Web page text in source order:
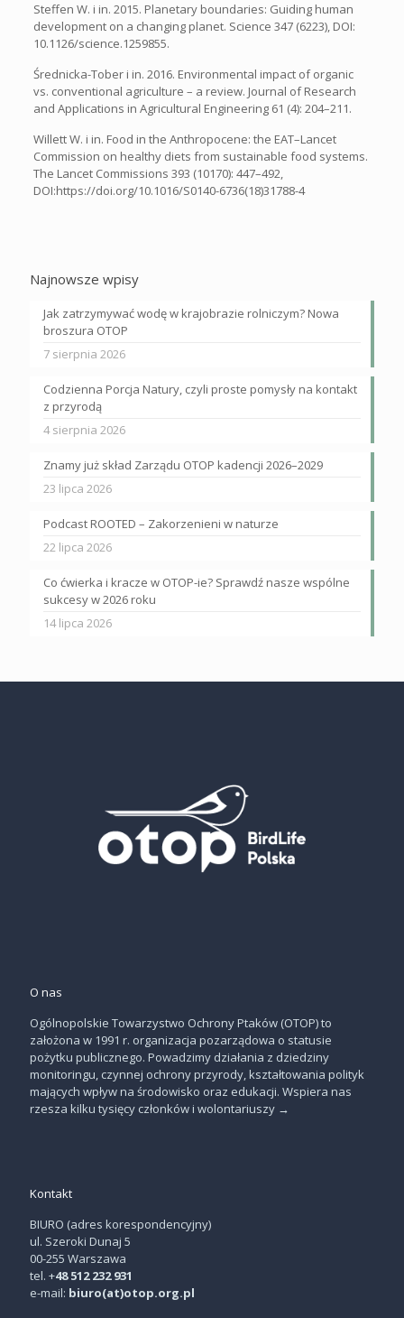
Steffen W. i in. 2015. Planetary boundaries: Guiding human
development on a changing planet. Science 347 (6223), DOI:
10.1126/science.1259855.
Średnicka-Tober i in. 2016. Environmental impact of organic
vs. conventional agriculture – a review. Journal of Research
and Applications in Agricultural Engineering 61 (4): 204–211.
Willett W. i in. Food in the Anthropocene: the EAT–Lancet
Commission on healthy diets from sustainable food systems.
The Lancet Commissions 393 (10170): 447–492,
DOI:https://doi.org/10.1016/S0140-6736(18)31788-4
Najnowsze wpisy
Jak zatrzymywać wodę w krajobrazie rolniczym? Nowa
broszura OTOP
7 sierpnia 2026
Codzienna Porcja Natury, czyli proste pomysły na kontakt
z przyrodą
4 sierpnia 2026
Znamy już skład Zarządu OTOP kadencji 2026–2029
23 lipca 2026
Podcast ROOTED – Zakorzenieni w naturze
22 lipca 2026
Co ćwierka i kracze w OTOP-ie? Sprawdź nasze wspólne
sukcesy w 2026 roku
14 lipca 2026
O nas
Ogólnopolskie Towarzystwo Ochrony Ptaków (OTOP) to
założona w 1991 r. organizacja pozarządowa o statusie
pożytku publicznego. Powadzimy działania z dziedziny
monitoringu, czynnej ochrony przyrody, kształtowania polityk
mających wpływ na środowisko oraz edukacji. Wspiera nas
rzesza kilku tysięcy członków i wolontariuszy →
Kontakt
BIURO (adres korespondencyjny)
ul. Szeroki Dunaj 5
00-255 Warszawa
tel. +48 512 232 931
e-mail: biuro(at)otop.org.pl